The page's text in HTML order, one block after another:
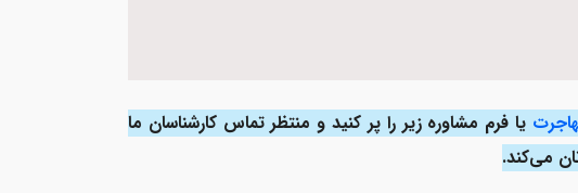
یا فرم مشاوره زیر را پر کنید و منتظر تماس کارشناسان ما
می‌کند.